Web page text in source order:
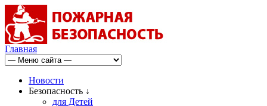
Главная
Новости
Безопасность ↓
для Детей